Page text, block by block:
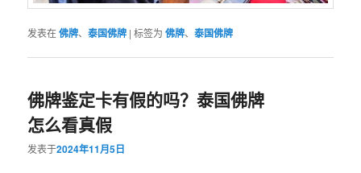
发表在佛牌、泰国佛牌 |标签为 佛牌、泰国佛牌
佛牌鉴定卡有假的吗？泰国佛牌
怎么看真假
发表于2024年11月5日